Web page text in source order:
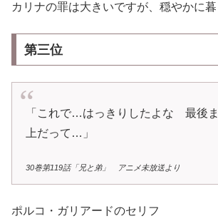
カリナの罪は大きいですが、穏やかに
第三位
「これで…はっきりしたよな 最後
上だって…」
30巻第119話「兄と弟」 アニメ未放送より
ポルコ・ガリアードのセリフ